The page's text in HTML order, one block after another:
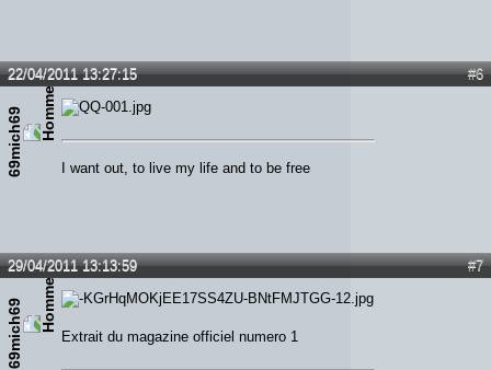
#6
22/04/2011 13:27:15
69mich69 I want out, to live my life and to be free
#7
29/04/2011 13:13:59
69mich69 Extrait du magazine officiel numero 1